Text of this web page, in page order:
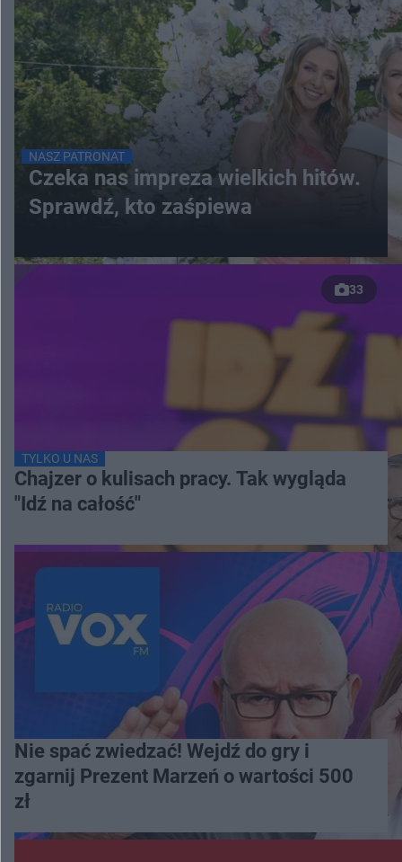
NASZ PATRONAT
Czeka nas impreza wielkich hitów.
Sprawdź, kto zaśpiewa
33
TYLKO U NAS
Chajzer o kulisach pracy. Tak wygląda
"Idź na całość"
Nie spać zwiedzać! Wejdź do gry i
zgarnij Prezent Marzeń o wartości 500
zł